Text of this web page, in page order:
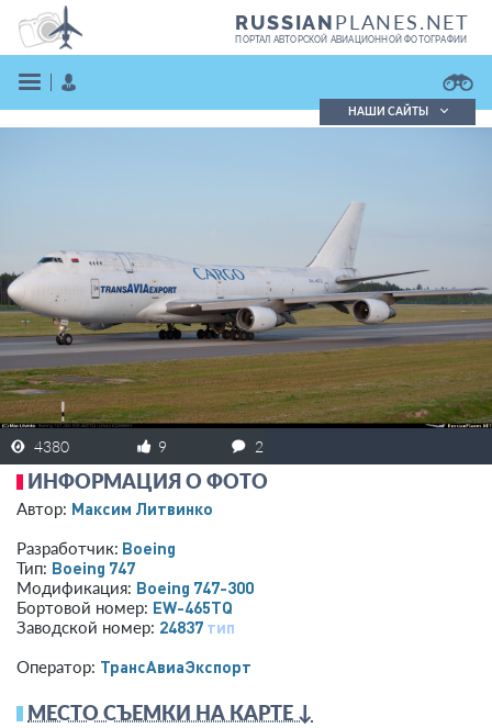
RUSSIANPLANES.NET
ПОРТАЛ АВТОРСКОЙ АВИАЦИОННОЙ ФОТОГРАФИИ
ЗАРЕГИСТРИРОВАТЬСЯ
НАШИ САЙТЫ
4380 9 2
ИНФОРМАЦИЯ О ФОТО
Автор: Максим Литвинко
Разработчик: Boeing
Тип: Boeing 747
Модификация: Boeing 747-300
Бортовой номер: EW-465TQ
Заводской номер: 24837 тип
Оператор: ТрансАвиаЭкспорт
МЕСТО СЪЕМКИ НА КАРТЕ ↓